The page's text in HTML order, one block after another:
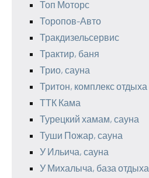
Топ Моторс
Торопов-Авто
Тракдизельсервис
Трактир, баня
Трио, сауна
Тритон, комплекс отдыха
ТТК Кама
Турецкий хамам, сауна
Туши Пожар, сауна
У Ильича, сауна
У Михалыча, база отдыха